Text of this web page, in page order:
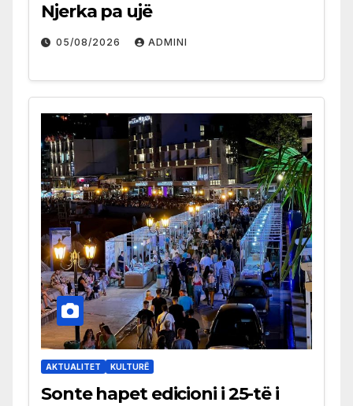
Njerka pa ujë
05/08/2026 ADMINI
AKTUALITET KULTURË
Sonte hapet edicioni i 25-të i